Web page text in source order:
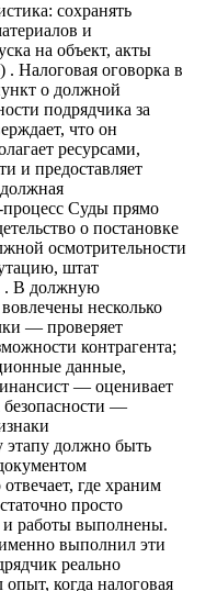
сохранять
и
на объект, акты
. Налоговая оговорка в
о должной
подрядчика за
что он
ресурсами,
и предоставляет
процесс Суды прямо
о постановке
осмотрительности
штат
. В должную
несколько
— проверяет
контрагента;
данные,
— оценивает
безопасности —
должно быть
где храним
просто
и работы выполнены.
именно выполнил эти
реально
когда налоговая